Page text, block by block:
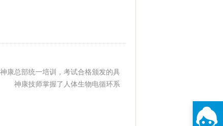
总部统一培训，考试合格颁发的具
神康技师掌握了人体生物电循环系